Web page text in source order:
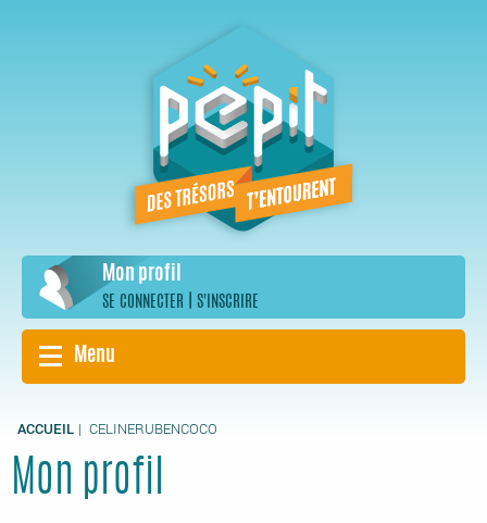
Mon profil
SE CONNECTER S'INSCRIRE
Menu
ACCUEIL CELINERUBENCOCO
Mon profil